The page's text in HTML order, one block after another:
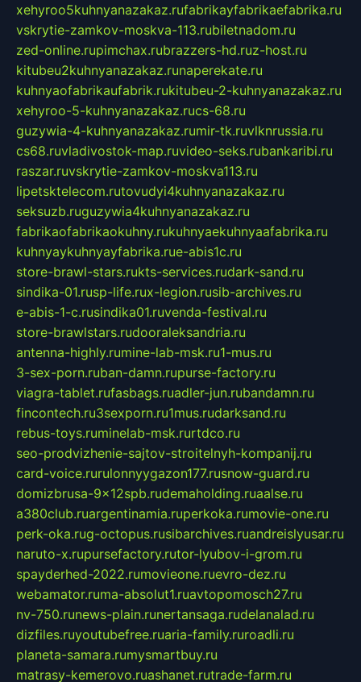
xehyroo5kuhnyanazakaz.rufabrikayfabrikaefabrika.ru
vskrytie-zamkov-moskva-113.rubiletnadom.ru
zed-online.rupimchax.rubrazzers-hd.ruz-host.ru
kitubeu2kuhnyanazakaz.runaperekate.ru
kuhnyaofabrikaufabrik.rukitubeu-2-kuhnyanazakaz.ru
xehyroo-5-kuhnyanazakaz.rucs-68.ru
guzywia-4-kuhnyanazakaz.rumir-tk.ruvlknrussia.ru
cs68.ruvladivostok-map.ruvideo-seks.rubankaribi.ru
raszar.ruvskrytie-zamkov-moskva113.ru
lipetsktelecom.rutovudyi4kuhnyanazakaz.ru
seksuzb.ruguzywia4kuhnyanazakaz.ru
fabrikaofabrikaokuhny.rukuhnyaekuhnyaafabrika.ru
kuhnyaykuhnyayfabrika.rue-abis1c.ru
store-brawl-stars.rukts-services.rudark-sand.ru
sindika-01.rusp-life.rux-legion.rusib-archives.ru
e-abis-1-c.rusindika01.ruvenda-festival.ru
store-brawlstars.rudooraleksandria.ru
antenna-highly.rumine-lab-msk.ru1-mus.ru
3-sex-porn.ruban-damn.rupurse-factory.ru
viagra-tablet.rufasbags.ruadler-jun.rubandamn.ru
fincontech.ru3sexporn.ru1mus.rudarksand.ru
rebus-toys.ruminelab-msk.rurtdco.ru
seo-prodvizhenie-sajtov-stroitelnyh-kompanij.ru
card-voice.rurulonnyygazon177.rusnow-guard.ru
domizbrusa-9x12spb.rudemaholding.ruaalse.ru
a380club.ruargentinamia.ruperkoka.rumovie-one.ru
perk-oka.rug-octopus.rusibarchives.ruandreislyusar.ru
naruto-x.rupursefactory.rutor-lyubov-i-grom.ru
spayderhed-2022.rumovieone.ruevro-dez.ru
webamator.ruma-absolut1.ruavtopomosch27.ru
nv-750.runews-plain.runertansaga.rudelanalad.ru
dizfiles.ruyoutubefree.ruaria-family.ruroadli.ru
planeta-samara.rumysmartbuy.ru
matrasy-kemerovo.ruashanet.rutrade-farm.ru